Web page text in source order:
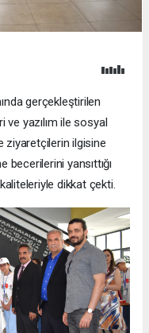
gerçekleştirilen
yazılım ile sosyal
ziyaretçilerin ilgisine
yansıttığı
dikkat çekti.